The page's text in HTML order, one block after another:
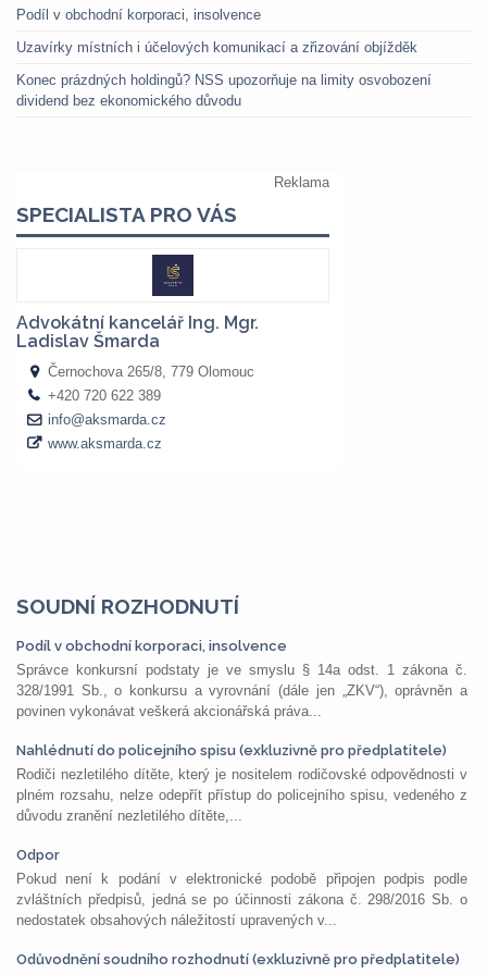
Podíl v obchodní korporaci, insolvence
Uzavírky místních i účelových komunikací a zřizování objížděk
Konec prázdných holdingů? NSS upozorňuje na limity osvobození
dividend bez ekonomického důvodu
SOUDNÍ ROZHODNUTÍ
Podíl v obchodní korporaci, insolvence
Správce konkursní podstaty je ve smyslu § 14a odst. 1 zákona č.
328/1991 Sb., o konkursu a vyrovnání (dále jen „ZKV“), oprávněn a
povinen vykonávat veškerá akcionářská práva...
Nahlédnutí do policejního spisu (exkluzivně pro předplatitele)
Rodiči nezletilého dítěte, který je nositelem rodičovské odpovědnosti v
plném rozsahu, nelze odepřít přístup do policejního spisu, vedeného z
důvodu zranění nezletilého dítěte,...
Odpor
Pokud není k podání v elektronické podobě připojen podpis podle
zvláštních předpisů, jedná se po účinnosti zákona č. 298/2016 Sb. o
nedostatek obsahových náležitostí upravených v...
Odůvodnění soudního rozhodnutí (exkluzivně pro předplatitele)